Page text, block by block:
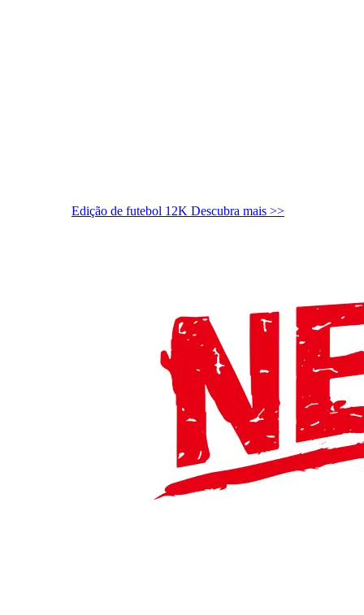
Edição de futebol 12K Descubra mais >>